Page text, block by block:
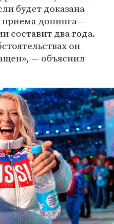
будет доказана
допинга —
составит два года.
он
— объяснил